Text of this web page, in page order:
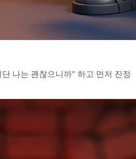
나는 괜찮으니까" 하고 먼저 진정